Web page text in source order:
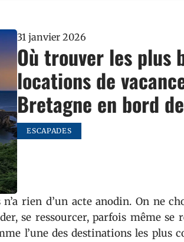
31 janvier 2026
Où trouver les plus
locations de
Bretagne en bord
ESCAPADES
rien d’un acte anodin. On ne
se ressourcer, parfois même se
l’une des destinations les plus